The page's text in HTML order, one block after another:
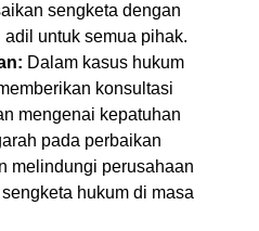
sengketa dengan
adil untuk semua pihak.
Dalam kasus hukum
konsultasi
mengenai kepatuhan
pada perbaikan
melindungi perusahaan
hukum di masa